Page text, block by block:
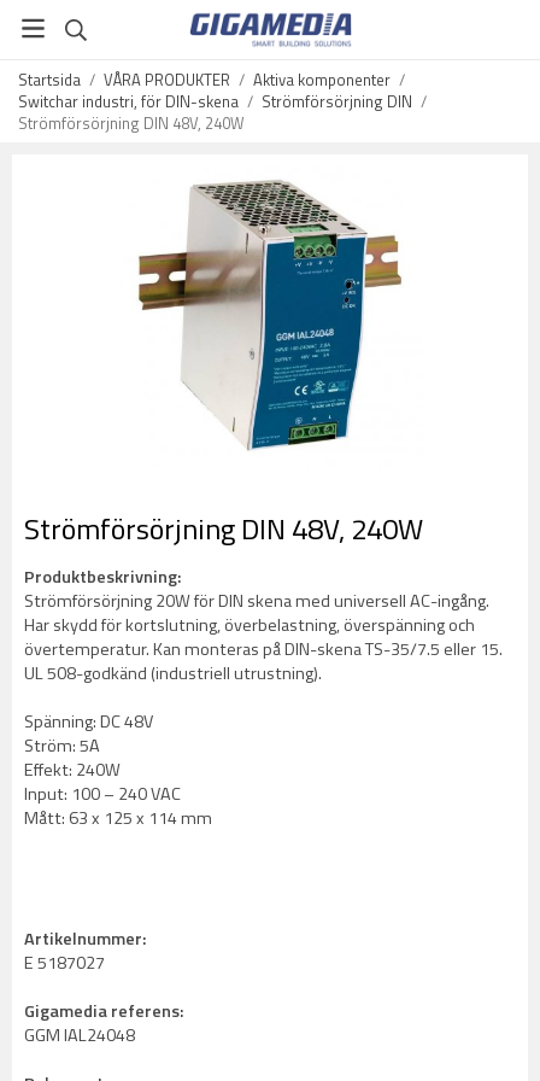
Startsida / VÅRA PRODUKTER / Aktiva komponenter /
Switchar industri, för DIN-skena / Strömförsörjning DIN /
Strömförsörjning DIN 48V, 240W
Strömförsörjning DIN 48V, 240W
Produktbeskrivning:
Strömförsörjning 20W för DIN skena med universell AC-ingång.
Har skydd för kortslutning, överbelastning, överspänning och
övertemperatur. Kan monteras på DIN-skena TS-35/7.5 eller 15.
UL 508-godkänd (industriell utrustning).
Spänning: DC 48V
Ström: 5A
Effekt: 240W
Input: 100 – 240 VAC
Mått: 63 x 125 x 114 mm
Artikelnummer:
E 5187027
Gigamedia referens:
GGM IAL24048